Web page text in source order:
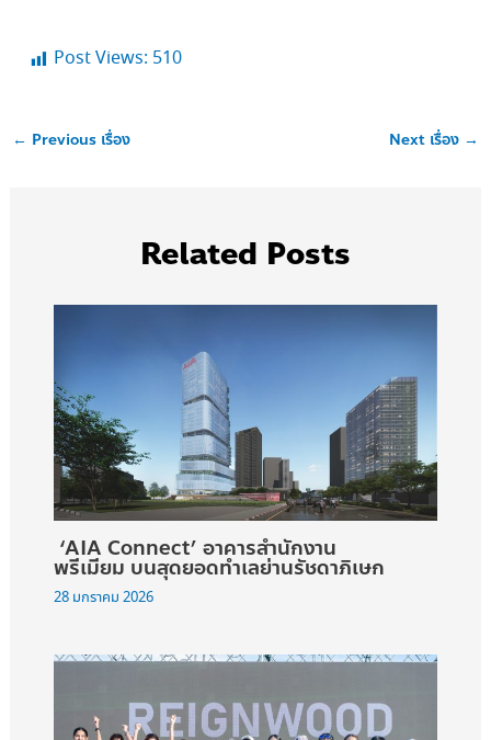
Post Views: 510
← Previous เรื่อง Next เรื่อง →
Related Posts
‘AIA Connect’ อาคารสำนักงาน
พรีเมียม บนสุดยอดทำเลย่านรัชดาภิเษก
28 มกราคม 2026